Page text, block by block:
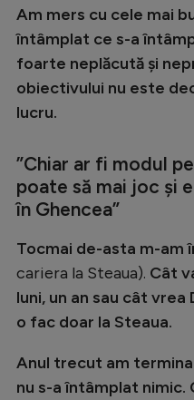
JO 2026
Creează
Am mers cu cele mai
întâmplat ce s-a
foarte neplăcută și
obiectivului nu este
lucru.
”Chiar ar fi modul
poate să mai joc și
în Ghencea”
Tocmai de-asta m-am
cariera la Steaua). Cât
luni, un an sau cât
o fac doar la Steaua.
Anul trecut am
nu s-a întâmplat nimic.